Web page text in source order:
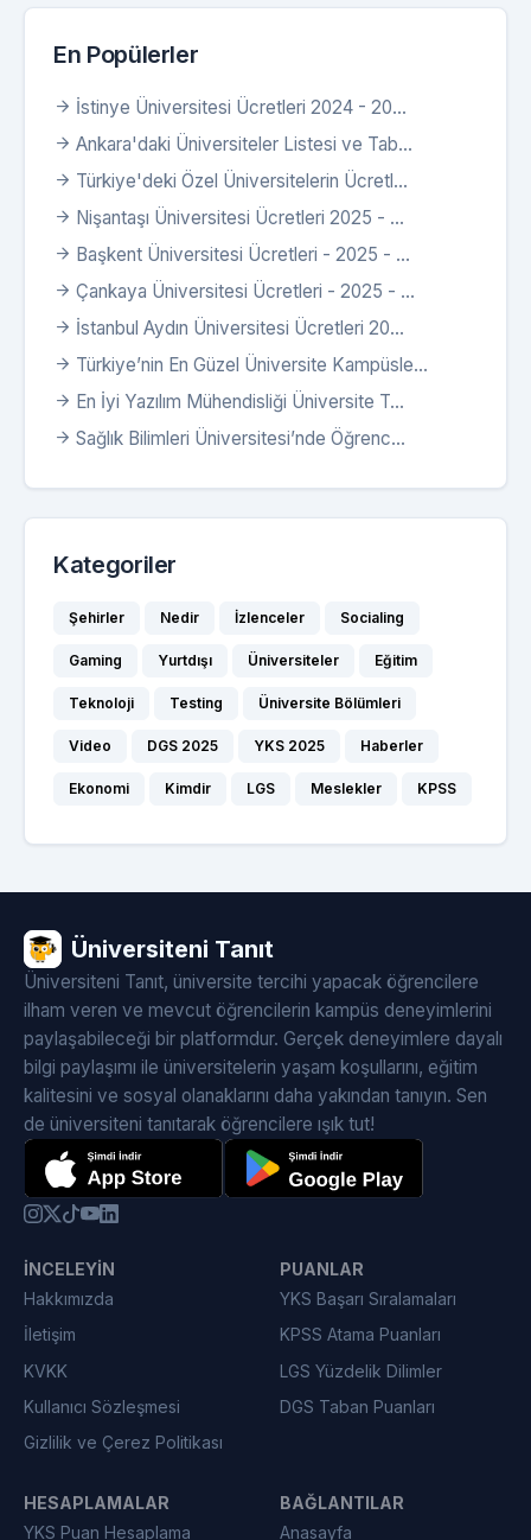
En Popülerler
İstinye Üniversitesi Ücretleri 2024 - 20...
Ankara'daki Üniversiteler Listesi ve Tab...
Türkiye'deki Özel Üniversitelerin Ücretl...
Nişantaşı Üniversitesi Ücretleri 2025 - ...
Başkent Üniversitesi Ücretleri - 2025 - ...
Çankaya Üniversitesi Ücretleri - 2025 - ...
İstanbul Aydın Üniversitesi Ücretleri 20...
Türkiye’nin En Güzel Üniversite Kampüsle...
En İyi Yazılım Mühendisliği Üniversite T...
Sağlık Bilimleri Üniversitesi’nde Öğrenc...
Kategoriler
Şehirler Nedir İzlenceler Socialing
Gaming Yurtdışı Üniversiteler Eğitim
Teknoloji Testing Üniversite Bölümleri
Video DGS 2025 YKS 2025 Haberler
Ekonomi Kimdir LGS Meslekler KPSS
Üniversiteni Tanıt
Üniversiteni Tanıt, üniversite tercihi yapacak öğrencilere
ilham veren ve mevcut öğrencilerin kampüs deneyimlerini
paylaşabileceği bir platformdur. Gerçek deneyimlere dayalı
bilgi paylaşımı ile üniversitelerin yaşam koşullarını, eğitim
kalitesini ve sosyal olanaklarını daha yakından tanıyın. Sen
de üniversiteni tanıtarak öğrencilere ışık tut!
İNCELEYIN
Hakkımızda
İletişim
KVKK
Kullanıcı Sözleşmesi
Gizlilik ve Çerez Politikası
PUANLAR
YKS Başarı Sıralamaları
KPSS Atama Puanları
LGS Yüzdelik Dilimler
DGS Taban Puanları
HESAPLAMALAR
YKS Puan Hesaplama
BAĞLANTILAR
Anasayfa